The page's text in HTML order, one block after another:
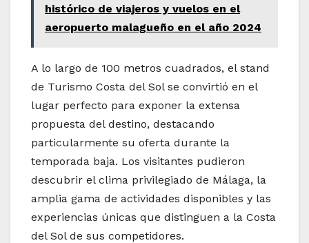
histórico de viajeros y vuelos en el
aeropuerto malagueño en el año 2024
A lo largo de 100 metros cuadrados, el stand
de Turismo Costa del Sol se convirtió en el
lugar perfecto para exponer la extensa
propuesta del destino, destacando
particularmente su oferta durante la
temporada baja. Los visitantes pudieron
descubrir el clima privilegiado de Málaga, la
amplia gama de actividades disponibles y las
experiencias únicas que distinguen a la Costa
del Sol de sus competidores.